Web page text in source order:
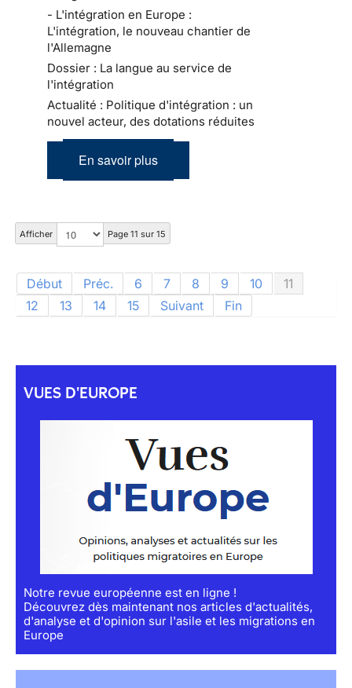
- L'intégration en Europe :
L'intégration, le nouveau chantier de
l'Allemagne
Dossier : La langue au service de
l'intégration
Actualité : Politique d'intégration : un
nouvel acteur, des dotations réduites
En savoir plus
Afficher Page 11 sur 15
Début Préc. 6 7 8 9 10
11
12
13 14 15 Suivant Fin
VUES D'EUROPE
Notre revue européenne est en ligne !
Découvrez dès maintenant nos articles d'actualités,
d'analyse et d'opinion sur l'asile et les migrations en
Europe